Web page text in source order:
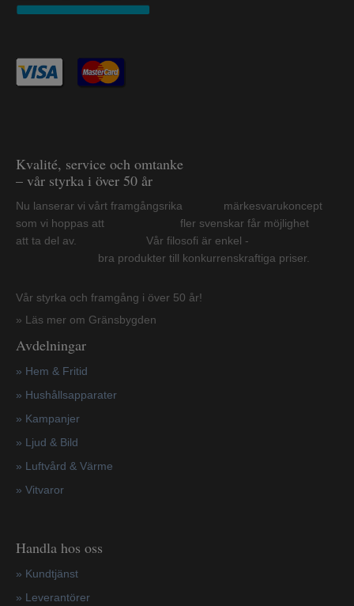
Kvalité, service och omtanke
– vår styrka i över 50 år
Nu lanserar vi vårt framgångsrika märkesvarukoncept
som vi hoppas att fler svenskar får möjlighet
att ta del av. Vår filosofi är enkel -
bra produkter till konkurrenskraftiga priser.
Vår styrka och framgång i över 50 år!
» Läs mer om Gränsbygden
Avdelningar
» Hem & Fritid
» Hushållsapparater
» Kampanjer
» Ljud & Bild
» Luftvård & Värme
» Vitvaror
Handla hos oss
» Kundtjänst
» Leverantörer